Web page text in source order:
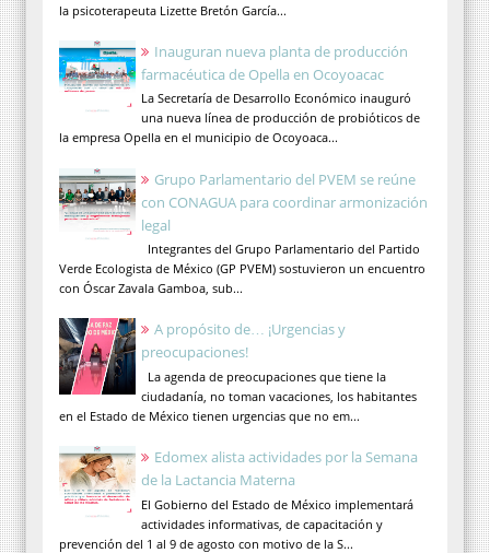
la psicoterapeuta Lizette Bretón García...
Inauguran nueva planta de producción
farmacéutica de Opella en Ocoyoacac
La Secretaría de Desarrollo Económico inauguró
una nueva línea de producción de probióticos de
la empresa Opella en el municipio de Ocoyoaca...
Grupo Parlamentario del PVEM se reúne
con CONAGUA para coordinar armonización
legal
Integrantes del Grupo Parlamentario del Partido
Verde Ecologista de México (GP PVEM) sostuvieron un encuentro
con Óscar Zavala Gamboa, sub...
A propósito de… ¡Urgencias y
preocupaciones!
La agenda de preocupaciones que tiene la
ciudadanía, no toman vacaciones, los habitantes
en el Estado de México tienen urgencias que no em...
Edomex alista actividades por la Semana
de la Lactancia Materna
El Gobierno del Estado de México implementará
actividades informativas, de capacitación y
prevención del 1 al 9 de agosto con motivo de la S...